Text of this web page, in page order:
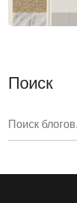
Поиск